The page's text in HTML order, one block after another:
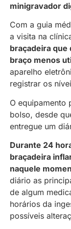
minigravador
Com a guia
a visita na
braçadeira
braço menos
aparelho
registrar os
O equipamento
bolso, desde
entregue um
Durante 24
braçadeira
naquele
diário as
de algum
horários da
possíveis